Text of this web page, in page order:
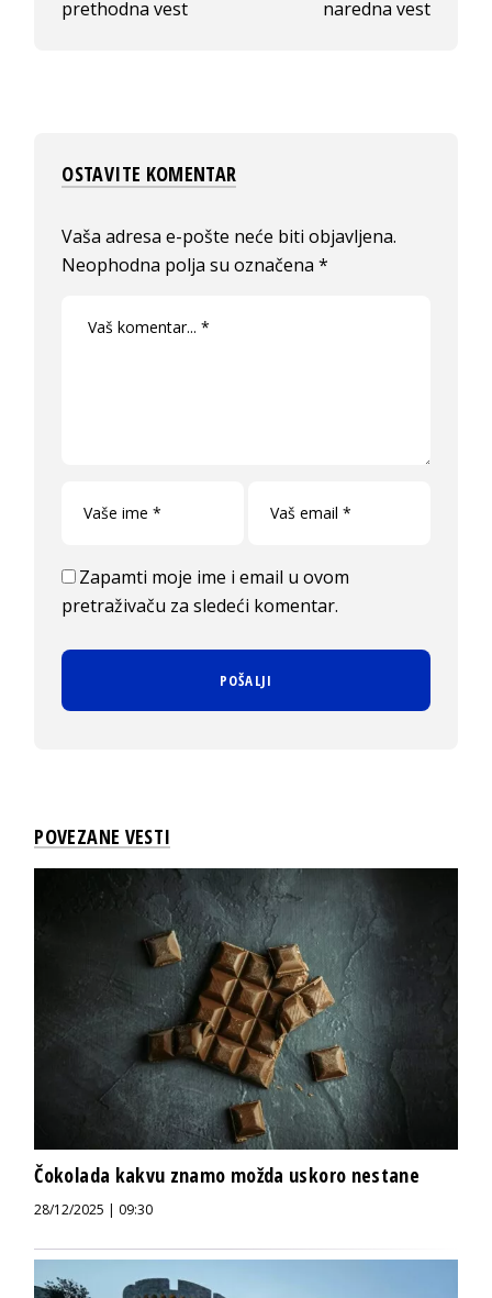
prethodna vest naredna vest
OSTAVITE KOMENTAR
Vaša adresa e-pošte neće biti objavljena.
Neophodna polja su označena*
Zapamti moje ime i email u ovom
pretraživaču za sledeći komentar.
POVEZANE VESTI
Čokolada kakvu znamo možda uskoro nestane
28/12/2025 | 09:30